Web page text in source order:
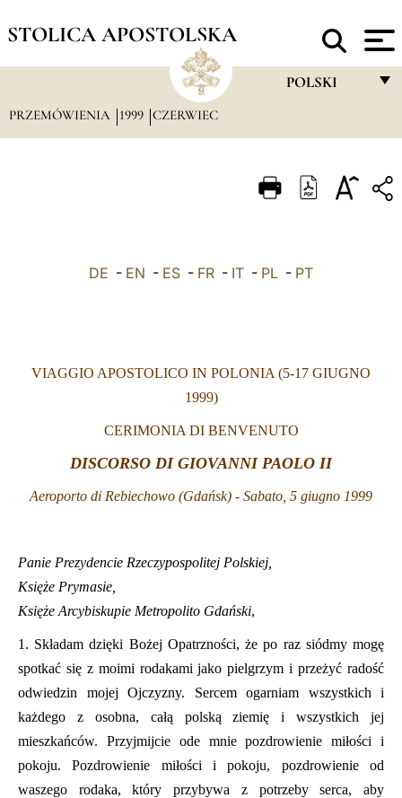
STOLICA APOSTOLSKA
POLSKI
ITALIANO
LATINE
PRZEMÓWIENIA 1999 CZERWIEC
DE - EN - ES - FR - IT - PL - PT
VIAGGIO APOSTOLICO IN POLONIA (5-17 GIUGNO
1999)
CERIMONIA DI BENVENUTO
DISCORSO DI GIOVANNI PAOLO II
Aeroporto di Rebiechowo (Gdańsk) - Sabato, 5 giugno 1999
Panie Prezydencie Rzeczypospolitej Polskiej,
Księże Prymasie,
Księże Arcybiskupie Metropolito Gdański,
1. Składam dzięki Bożej Opatrzności, że po raz siódmy mogę
spotkać się z moimi rodakami jako pielgrzym i przeżyć radość
odwiedzin mojej Ojczyzny. Sercem ogarniam wszystkich i
każdego z osobna, całą polską ziemię i wszystkich jej
mieszkańców. Przyjmijcie ode mnie pozdrowienie miłości i
pokoju. Pozdrowienie miłości i pokoju, pozdrowienie od
waszego rodaka, który przybywa z potrzeby serca, aby